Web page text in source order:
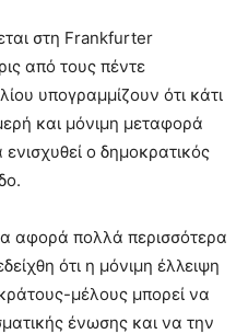
στη Frankfurter
από τους πέντε
υπογραμμίζουν ότι κάτι
και μόνιμη μεταφορά
ο δημοκρατικός
αφορά πολλά περισσότερα
ότι η μόνιμη έλλειψη
μέλους μπορεί να
ένωσης και να την